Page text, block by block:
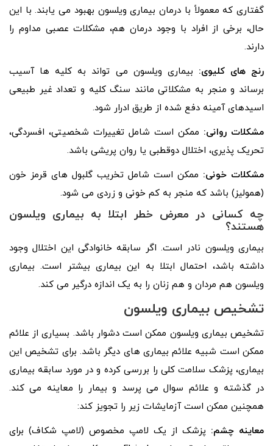
گفتاری که معمولاً با درمان بیماری ویلسون بهبود می یابند. با این
حال، برخی از افراد با وجود درمان هم، مشکلات عصبی مداوم را
دارند.
رنج های کلیوی: بیماری ویلسون می تواند به کلیه ها آسیب
برساند و منجر به مشکلاتی مانند سنگ کلیه و تعداد غیر طبیعی
اسیدهای آمینه دفع شده از طریق ادرار شود.
مشکلات روانی: ممکن است شامل تغییرات شخصیتی، افسردگی،
تحریک پذیری، اختلال دوقطبی یا روان پریشی باشد.
مشکلات خونی: ممکن است شامل تخریب گلبول های قرمز خون
(همولیز) باشد که منجر به کم خونی و زردی می شود.
چه کسانی در معرض خطر ابتلا به بیماری ویلسون
هستند؟
بیماری ویلسون نادر است. اگر سابقه خانوادگی این اختلال وجود
داشته باشد، احتمال ابتلا به این بیماری بیشتر است. بیماری
ویلسون هم مردان و هم زنان را به یک اندازه درگیر می کند.
تشخیص بیماری ویلسون
تشخیص بیماری ویلسون ممکن است دشوار باشد. بسیاری از علائم
ممکن است شبیه علائم بیماری های دیگر باشد. برای تشخیص این
بیماری، پزشک سلامت کلی را بررسی کرده و در مورد سابقه بیماری
در گذشته و علائم سوال می پرسد و بیمار را معاینه می کند.
همچنین ممکن است آزمایشات زیر را تجویز کند:
معاینه چشم: پزشک از یک لامپ مخصوص (لامپ شکاف) برای